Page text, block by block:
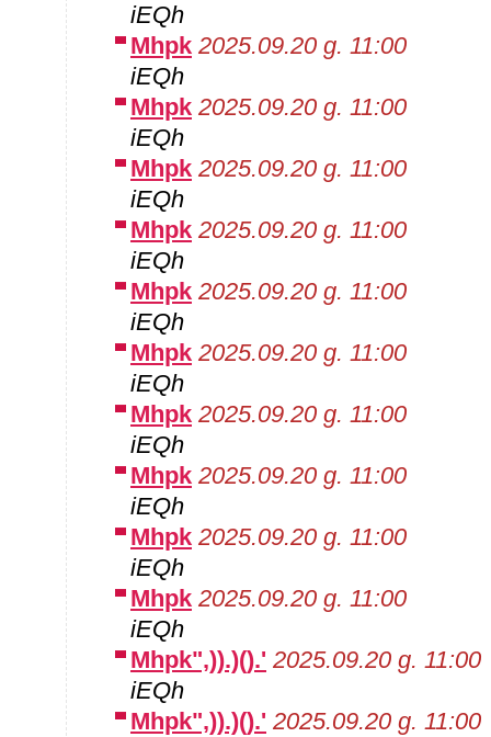
iEQh
Mhpk 2025.09.20 g. 11:00
iEQh
Mhpk 2025.09.20 g. 11:00
iEQh
Mhpk 2025.09.20 g. 11:00
iEQh
Mhpk 2025.09.20 g. 11:00
iEQh
Mhpk 2025.09.20 g. 11:00
iEQh
Mhpk 2025.09.20 g. 11:00
iEQh
Mhpk 2025.09.20 g. 11:00
iEQh
Mhpk 2025.09.20 g. 11:00
iEQh
Mhpk 2025.09.20 g. 11:00
iEQh
Mhpk 2025.09.20 g. 11:00
iEQh
Mhpk",)).)().' 2025.09.20 g. 11:00
iEQh
Mhpk",)).)().' 2025.09.20 g. 11:00